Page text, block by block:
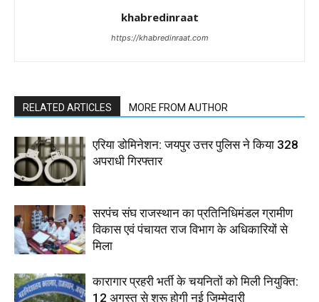
khabredinraat
https://khabredinraat.com
RELATED ARTICLES MORE FROM AUTHOR
एरिया डोमिनेशन: जयपुर उत्तर पुलिस ने किया 328
अपराधी गिरफ्तार
सरपंच संघ राजस्थान का प्रतिनिधिमंडल ग्रामीण
विकास एवं पंचायत राज विभाग के अधिकारियों से
मिला
कारागार प्रहरी भर्ती के चयनितों को मिली नियुक्ति:
12 अगस्त से शुरू होगी नई जिम्मेदारी